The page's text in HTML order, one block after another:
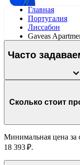
Главная
Португалия
Лиссабон
Gaveas
Часто
Сколько стоит проживание в
Минимальная цена за
18 393 ₽.